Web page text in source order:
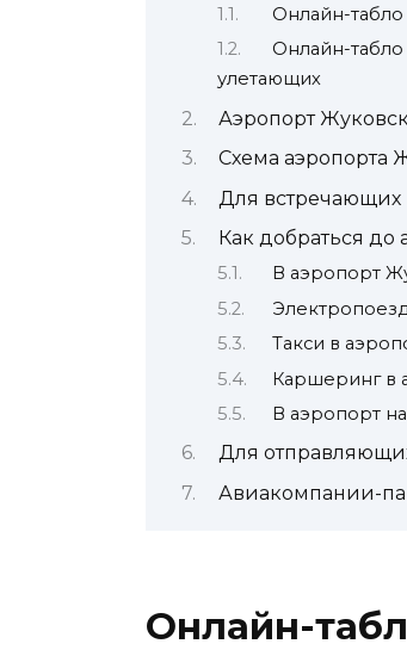
Онлайн-
Онлайн-
улетающих
Аэропорт
Схема аэропорта
Для встречающих
Как добраться до
В аэропорт
Такси в
Каршеринг в
В аэропорт
Для
Авиакомпании-
Онлайн-